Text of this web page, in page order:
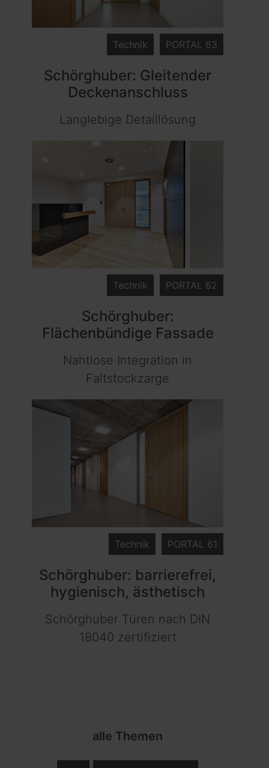
PORTAL 63
Technik
Schörghuber: Gleitender
Deckenanschluss
Langlebige Detaillösung
PORTAL 62
Technik
Schörghuber:
Flächenbündige Fassade
Nahtlose Integration in
Faltstockzarge
PORTAL 61
Technik
Schörghuber: barrierefrei,
hygienisch, ästhetisch
Schörghuber Türen nach DIN
18040 zertifiziert
alle Themen